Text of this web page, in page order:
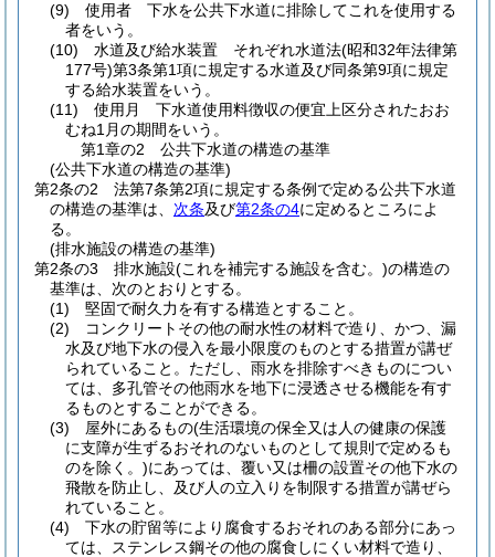
(9)
使用者 下水を公共下水道に排除してこれを使用する
者をいう。
(10)
水道及び給水装置 それぞれ水道法(昭和32年法律第
177号)第3条第1項に規定する水道及び同条第9項に規定
する給水装置をいう。
(11)
使用月 下水道使用料徴収の便宜上区分されたおお
むね1月の期間をいう。
第1章の2
公共下水道の構造の基準
(公共下水道の構造の基準)
第2条の2
法第7条第2項に規定する条例で定める公共下水道
の構造の基準は、 次条及び第2条の4に定めるところによ
る。
(排水施設の構造の基準)
第2条の3
排水施設(これを補完する施設を含む。)の構造の
基準は、次のとおりとする。
(1)
堅固で耐久力を有する構造とすること。
(2)
コンクリートその他の耐水性の材料で造り、かつ、漏
水及び地下水の侵入を最小限度のものとする措置が講ぜ
られていること。 ただし、雨水を排除すべきものについ
ては、多孔管その他雨水を地下に浸透させる機能を有す
るものとすることができる。
(3)
屋外にあるもの(生活環境の保全又は人の健康の保護
に支障が生ずるおそれのないものとして規則で定めるも
のを除く。)にあっては、覆い又は柵の設置その他下水の
飛散を防止し、及び人の立入りを制限する措置が講ぜら
れていること。
(4)
下水の貯留等により腐食するおそれのある部分にあっ
ては、ステンレス鋼その他の腐食しにくい材料で造り、